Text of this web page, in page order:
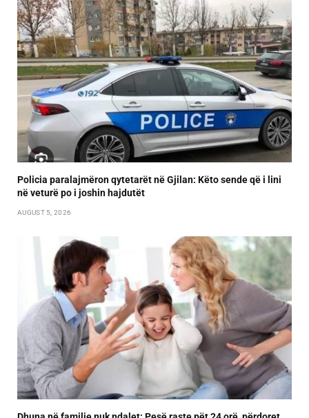
Policia paralajmëron qytetarët në Gjilan: Këto sende që i lini
në veturë po i joshin hajdutët
AUGUST 5, 2026